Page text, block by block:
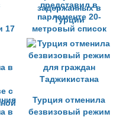
17
представил в
парламенте 20-
метровый список
международных
преступников,
задержанных в
Турции
в
Турция отменила
безвизовый режим